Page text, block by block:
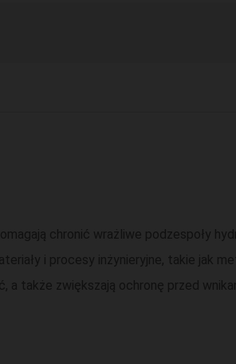
chronić wrażliwe podzespoły
i procesy inżynieryjne, takie jak
a także zwiększają ochronę przed